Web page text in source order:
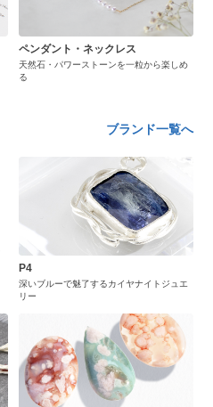
ペンダント・ネックレス
天然石・パワーストーンを一粒から楽しめ
る
ブランド一覧へ
P4
深いブルーで魅了するカイヤナイトジュエ
リー